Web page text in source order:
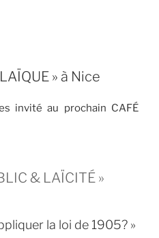
»
» à Nice
invité au prochain CAFÉ
& LAÏCITÉ »
la loi de 1905? »